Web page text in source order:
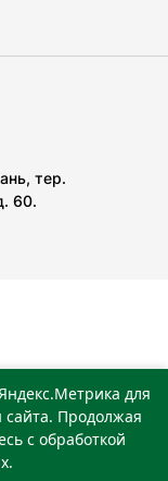
тер.
60.
для
сайта. Продолжая
с обработкой